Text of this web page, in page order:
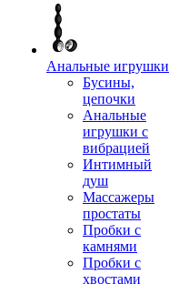
Анальные игрушки
Бусины,
цепочки
Анальные
игрушки с
вибрацией
Интимный
душ
Массажеры
простаты
Пробки с
камнями
Пробки с
хвостами